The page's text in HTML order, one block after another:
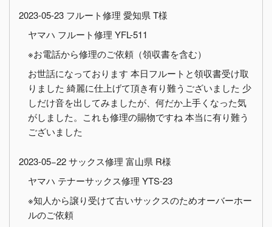
2023-05-23 フルート修理 愛知県 T様
ヤマハ フルート修理 YFL-511
※お電話から修理のご依頼（領収書を含む）
お世話になっております 本日フルートと領収書受け取
りました 綺麗に仕上げて頂き有り難うございました 少
しだけ音を出してみましたが、何だか上手くなった気
がしました。これも修理の賜物ですね 本当に有り難う
ございました
2023-05−22 サックス修理 富山県 R様
ヤマハ テナーサックス修理 YTS-23
※知人から譲り受けて古いサックスのためオーバーホー
ルのご依頼